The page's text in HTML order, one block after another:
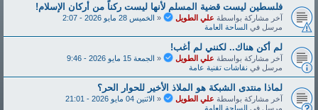
فلسطين ليست قضية المسلم لأنها ليست ركناً من أركان الإسلام!
آخر مشاركة بواسطة علي الطويل « الخميس 28 مايو 2026 - 2:07
مرسل في الساحة العامة
لم أكن هناك.. لكنني لم أغب!
آخر مشاركة بواسطة علي الطويل « الجمعة 15 مايو 2026 - 9:46
مرسل في نقاشات تقنية عامة
لماذا منتدى الشبكة هو الملاذ الأخير للحوار الحر؟
آخر مشاركة بواسطة علي الطويل « الاثنين 04 مايو 2026 - 21:01
مرسل في الساحة العامة